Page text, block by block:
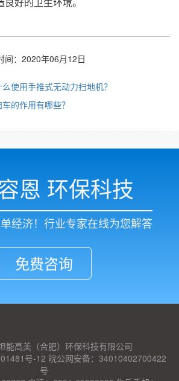
间：2020年06月12日
使用手推式无动力扫地机？
的作用有哪些？
恩 环保科技
经济！行业专家在线为您解答
免费咨询
能高美（合肥）环保科技有限公司
号-12 皖公网安备：34010402700422
号